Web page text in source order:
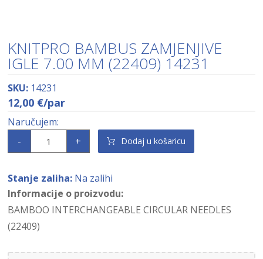
KNITPRO BAMBUS ZAMJENJIVE
IGLE 7.00 MM (22409) 14231
SKU: 14231
12,00 €/par
- + Dodaj u košaricu
Stanje zaliha: Na zalihi
Informacije o proizvodu:
BAMBOO INTERCHANGEABLE CIRCULAR NEEDLES
(22409)